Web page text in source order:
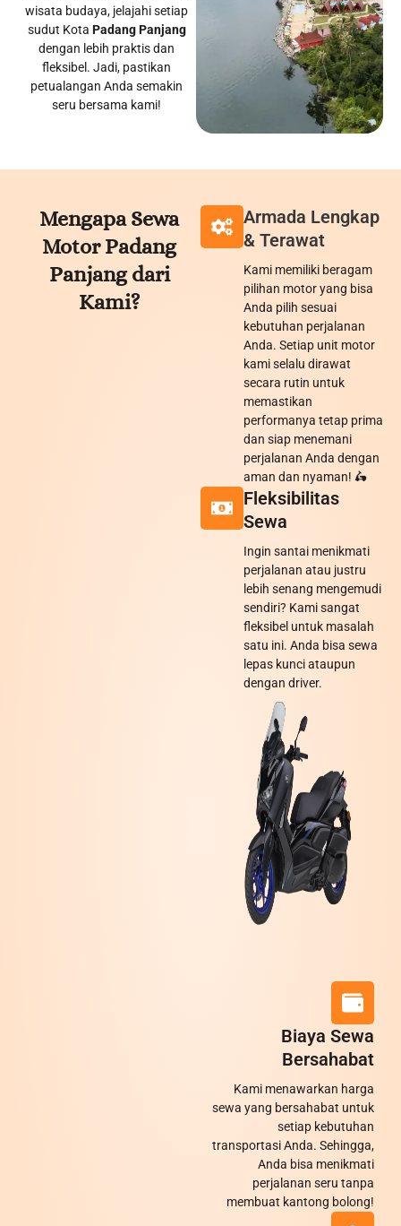
wisata budaya, jelajahi setiap
sudut Kota Padang Panjang
dengan lebih praktis dan
fleksibel. Jadi, pastikan
petualangan Anda semakin
seru bersama kami!
Mengapa Sewa
MotorPadang
Panjangdari
Kami?
Armada Lengkap
& Terawat
Kami memiliki beragam
pilihan motor yang bisa
Anda pilih sesuai
kebutuhan perjalanan
Anda. Setiap unit motor
kami selalu dirawat
secara rutin untuk
memastikan
performanya tetap prima
dan siap menemani
perjalanan Anda dengan
aman dan nyaman! 🛵
Fleksibilitas
Sewa
Ingin santai menikmati
perjalanan atau justru
lebih senang mengemudi
sendiri? Kami sangat
fleksibel untuk masalah
satu ini. Anda bisa sewa
lepas kunci ataupun
dengan driver.
Biaya Sewa
Bersahabat
Kami menawarkan harga
sewa yang bersahabat untuk
setiap kebutuhan
transportasi Anda. Sehingga,
Anda bisa menikmati
perjalanan seru tanpa
membuat kantong bolong!